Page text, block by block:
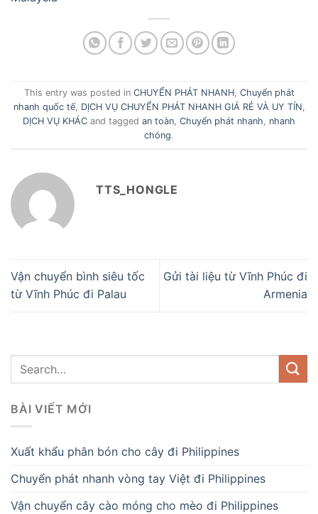
This entry was posted in CHUYỂN PHÁT NHANH, Chuyển phát
nhanh quốc tế, DỊCH VỤ CHUYỂN PHÁT NHANH GIÁ RẺ VÀ UY TÍN,
DỊCH VỤ KHÁC and tagged an toàn, Chuyển phát nhanh, nhanh
chóng.
TTS_HONGLE
Vận chuyển bình siêu tốc
từ Vĩnh Phúc đi Palau
Gửi tài liệu từ Vĩnh Phúc đi
Armenia
BÀI VIẾT MỚI
Xuất khẩu phân bón cho cây đi Philippines
Chuyển phát nhanh vòng tay Việt đi Philippines
Vận chuyển cây cào móng cho mèo đi Philippines